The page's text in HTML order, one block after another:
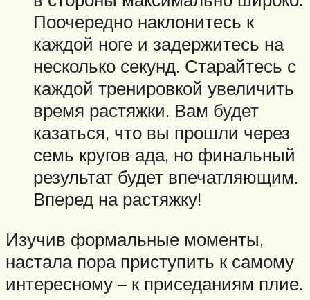
Поочередно наклонитесь к
каждой ноге и задержитесь на
несколько секунд. Старайтесь с
каждой тренировкой увеличить
время растяжки. Вам будет
казаться, что вы прошли через
семь кругов ада, но финальный
результат будет впечатляющим.
Вперед на растяжку!
Изучив формальные моменты,
настала пора приступить к самому
интересному – к приседаниям плие.